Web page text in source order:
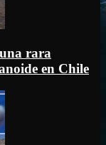
rara
en Chile